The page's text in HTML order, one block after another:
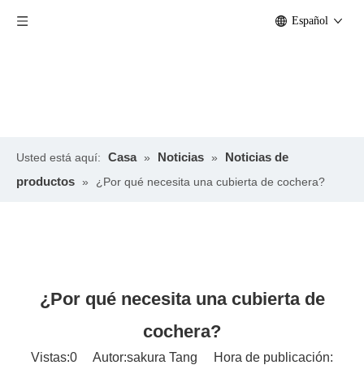
Español
Usted está aquí: Casa » Noticias »
Noticias de
productos » ¿Por qué necesita una cubierta de cochera?
¿Por qué necesita una cubierta de
cochera?
Vistas:0 Autor:sakura Tang Hora de publicación: